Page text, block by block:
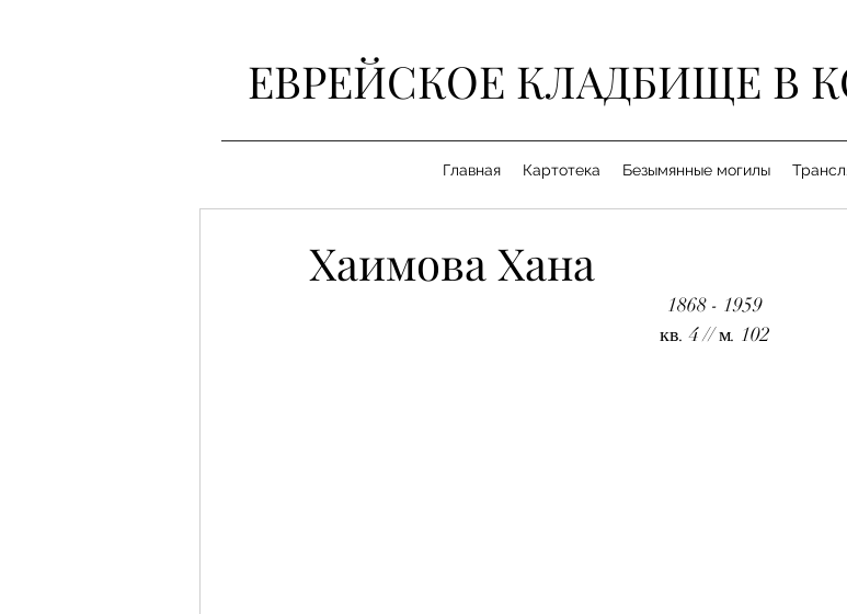
ЕВРЕЙСКОЕ КЛАДБИЩЕ В
Главная Картотека Безымянные могилы
Хаимова Хана
1868 - 1959
кв. 4 // м. 102